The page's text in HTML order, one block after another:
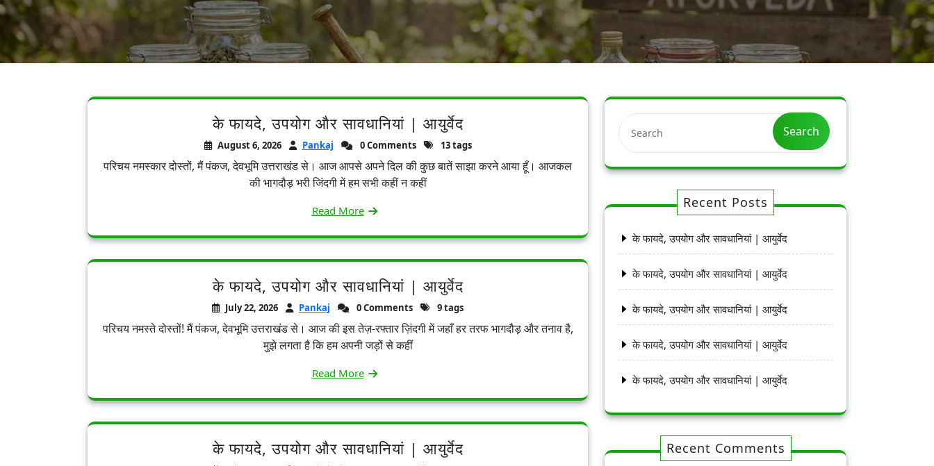
के फायदे, उपयोग और सावधानियां | आयुर्वेद
August 6, 2026 Pankaj 0 Comments 13 tags
परिचय नमस्कार दोस्तों, मैं पंकज, देवभूमि उत्तराखंड से। आज आपसे अपने दिल की कुछ बातें साझा करने आया हूँ। आजकल
की भागदौड़ भरी जिंदगी में हम सभी कहीं न कहीं
Read More
के फायदे, उपयोग और सावधानियां | आयुर्वेद
July 22, 2026 Pankaj 0 Comments 9 tags
परिचय नमस्ते दोस्तों! मैं पंकज, देवभूमि उत्तराखंड से। आज की इस तेज़-रफ्तार ज़िंदगी में जहाँ हर तरफ भागदौड़ और तनाव है,
मुझे लगता है कि हम अपनी जड़ों से कहीं
Read More
के फायदे, उपयोग और सावधानियां | आयुर्वेद
Search
Recent Posts
के फायदे, उपयोग और सावधानियां | आयुर्वेद
के फायदे, उपयोग और सावधानियां | आयुर्वेद
के फायदे, उपयोग और सावधानियां | आयुर्वेद
के फायदे, उपयोग और सावधानियां | आयुर्वेद
के फायदे, उपयोग और सावधानियां | आयुर्वेद
Recent Comments